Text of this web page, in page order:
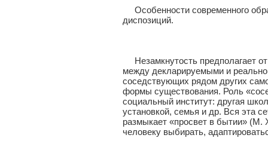
Особенности современного
диспозиций.
Незамкнутость предполагает
между декларируемыми и
соседствующих рядом других
формы существования. Роль
социальный институт: другая
установкой, семья и др. Вся эта
размыкает «просвет в бытии» (М.
человеку выбирать,